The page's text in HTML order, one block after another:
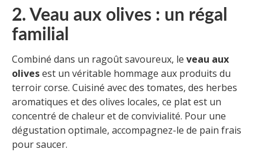
2. Veau aux olives : un régal
familial
Combiné dans un ragoût savoureux, le veau aux
olivesest un véritable hommage aux produits du
terroir corse. Cuisiné avec des tomates, des herbes
aromatiques et des olives locales, ce plat est un
concentré de chaleur et de convivialité. Pour une
dégustation optimale, accompagnez-le de pain frais
pour saucer.